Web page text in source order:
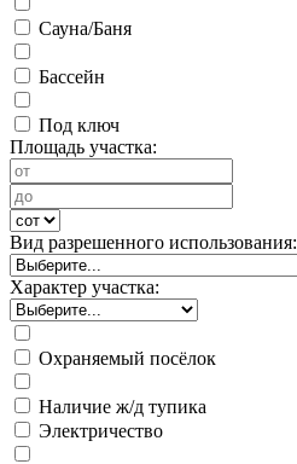
Сауна/Баня
Бассейн
Под ключ
Площадь участка:
Вид разрешенного использования:
Характер участка:
Охраняемый посёлок
Наличие ж/д тупика
Электричество